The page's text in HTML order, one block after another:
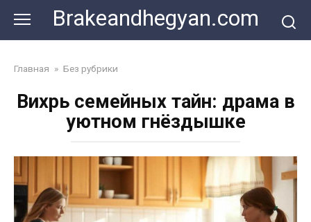
content
Brakeandhegyan.com
Главная » Без рубрики
Вихрь семейных тайн: драма в
уютном гнёздышке